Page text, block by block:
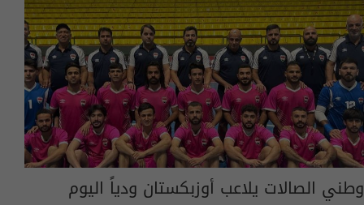
وطني الصالات يلاعب أوزبكستان ودياً اليوم